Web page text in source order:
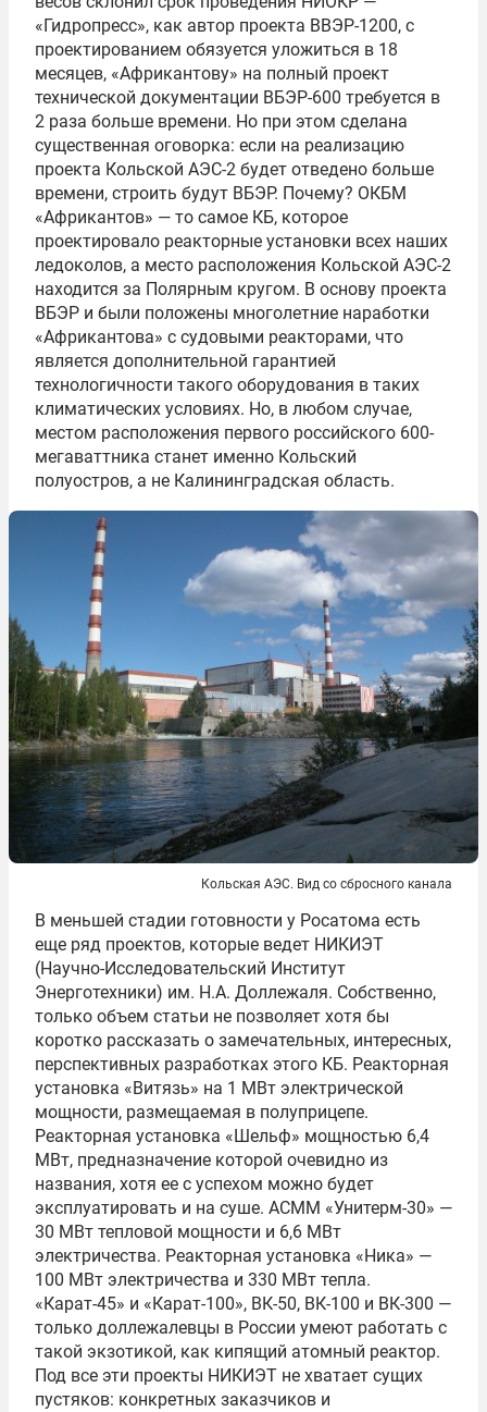
«Гидропресс», как автор проекта ВВЭР-1200, с
проектированием обязуется уложиться в 18
месяцев, «Африкантову» на полный проект
технической документации ВБЭР-600 требуется в
2 раза больше времени. Но при этом сделана
существенная оговорка: если на реализацию
проекта Кольской АЭС-2 будет отведено больше
времени, строить будут ВБЭР. Почему? ОКБМ
«Африкантов» — то самое КБ, которое
проектировало реакторные установки всех наших
ледоколов, а место расположения Кольской АЭС-2
находится за Полярным кругом. В основу проекта
ВБЭР и были положены многолетние наработки
«Африкантова» с судовыми реакторами, что
является дополнительной гарантией
технологичности такого оборудования в таких
климатических условиях. Но, в любом случае,
местом расположения первого российского 600-
мегаваттника станет именно Кольский
полуостров, а не Калининградская область.
Кольская АЭС. Вид со сбросного канала
В меньшей стадии готовности у Росатома есть
еще ряд проектов, которые ведет НИКИЭТ
(Научно-Исследовательский Институт
Энерготехники) им. Н.А. Доллежаля. Собственно,
только объем статьи не позволяет хотя бы
коротко рассказать о замечательных, интересных,
перспективных разработках этого КБ. Реакторная
установка «Витязь» на 1 МВт электрической
мощности, размещаемая в полуприцепе.
Реакторная установка «Шельф» мощностью 6,4
МВт, предназначение которой очевидно из
названия, хотя ее с успехом можно будет
эксплуатировать и на суше. АСММ «Унитерм-30» —
30 МВт тепловой мощности и 6,6 МВт
электричества. Реакторная установка «Ника» —
100 МВт электричества и 330 МВт тепла.
«Карат-45» и «Карат-100», ВК-50, ВК-100 и ВК-300 —
только доллежалевцы в России умеют работать с
такой экзотикой, как кипящий атомный реактор.
Под все эти проекты НИКИЭТ не хватает сущих
пустяков: конкретных заказчиков и